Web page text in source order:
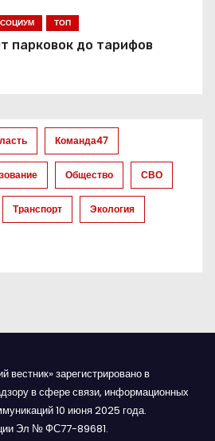
СОЦИУМ ТОП
парковок до тарифов
Команда47
Общество СВО
Транспорт Экология
вестник» зарегистрировано в
в сфере связи, информационных
10 июня 2025 года.
Эл № ФС77-89681.